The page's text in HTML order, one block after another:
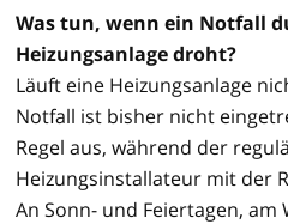
Was tun, wenn ein Notfall
Heizungsanlage droht?
Läuft eine Heizungsanlage
Notfall ist bisher nicht
Regel aus, während der
Heizungsinstallateur mit der
An Sonn- und Feiertagen,